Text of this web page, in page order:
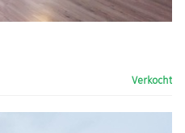
Verkocht